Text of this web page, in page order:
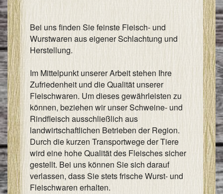
&
Bei uns finden Sie feinste Fleisch- und
Wurstwaren aus eigener Schlachtung und
Herstellung.
Im Mittelpunkt unserer Arbeit stehen Ihre
Zufriedenheit und die Qualität unserer
Fleischwaren. Um dieses gewährleisten zu
können, beziehen wir unser Schweine- und
Rindfleisch ausschließlich aus
landwirtschaftlichen Betrieben der Region.
Durch die kurzen Transportwege der Tiere
wird eine hohe Qualität des Fleisches sicher
gestellt. Bei uns können Sie sich darauf
verlassen, dass Sie stets frische Wurst- und
Fleischwaren erhalten.